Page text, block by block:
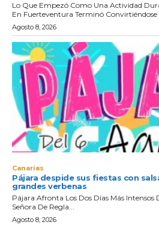
Lo Que Empezó Como Una Actividad
En Fuerteventura Terminó Convirtiéndose
Agosto 8, 2026
Canarias
Pájara despide sus fiestas con
grandes verbenas
Pájara Afronta Los Dos Días Más Intensos
Señora De Regla...
Agosto 8, 2026